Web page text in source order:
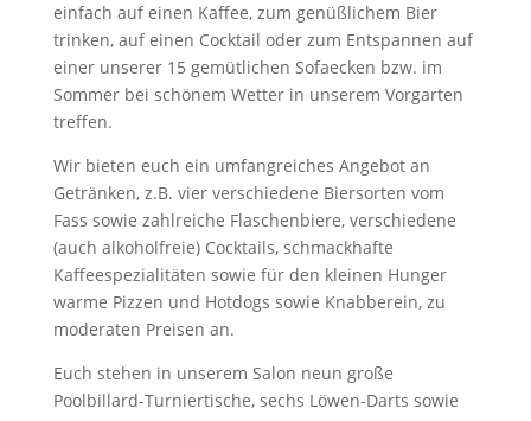
einfach auf einen Kaffee, zum genüßlichem Bier
trinken, auf einen Cocktail oder zum Entspannen auf
einer unserer 15 gemütlichen Sofaecken bzw. im
Sommer bei schönem Wetter in unserem Vorgarten
treffen.
Wir bieten euch ein umfangreiches Angebot an
Getränken, z.B. vier verschiedene Biersorten vom
Fass sowie zahlreiche Flaschenbiere, verschiedene
(auch alkoholfreie) Cocktails, schmackhafte
Kaffeespezialitäten sowie für den kleinen Hunger
warme Pizzen und Hotdogs sowie Knabberein, zu
moderaten Preisen an.
Euch stehen in unserem Salon neun große
Poolbillard-Turniertische, sechs Löwen-Darts sowie